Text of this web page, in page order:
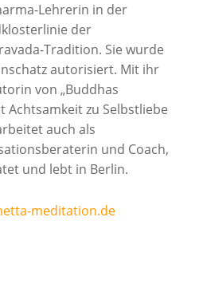
Lehrerin in der
der
Tradition. Sie wurde
autorisiert. Mit ihr
von „Buddhas
Achtsamkeit zu Selbstliebe
auch als
und Coach,
und lebt in Berlin.
meditation.de